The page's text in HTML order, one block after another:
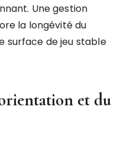
Une gestion
la longévité du
surface de jeu stable
et du